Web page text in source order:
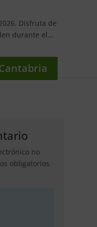
Disfruta de
durante el...
no
obligatorios